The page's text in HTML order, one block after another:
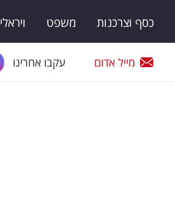
כסף וצרכנות משפט ויראלי
מייל אדום עקבו אחרינו